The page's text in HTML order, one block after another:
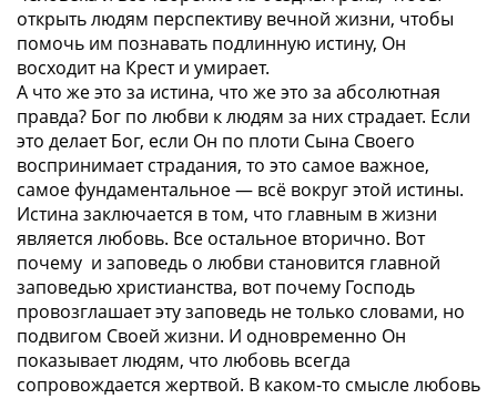
открыть людям перспективу вечной жизни, чтобы
помочь им познавать подлинную истину, Он
восходит на Крест и умирает.
А что же это за истина, что же это за абсолютная
правда? Бог по любви к людям за них страдает. Если
это делает Бог, если Он по плоти Сына Своего
воспринимает страдания, то это самое важное,
самое фундаментальное — всё вокруг этой истины.
Истина заключается в том, что главным в жизни
является любовь. Все остальное вторично. Вот
почему и заповедь о любви становится главной
заповедью христианства, вот почему Господь
провозглашает эту заповедь не только словами, но
подвигом Своей жизни. И одновременно Он
показывает людям, что любовь всегда
сопровождается жертвой. В каком-то смысле любовь